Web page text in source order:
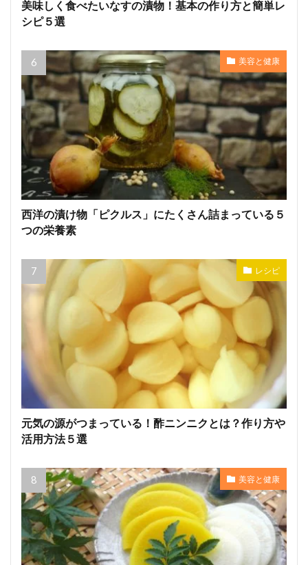
美味しく食べたいなすの漬物！基本の作り方と簡単レ
シピ５選
美容と健康
西洋の漬け物「ピクルス」にたくさん詰まっている５
つの栄養素
レシピ
元気の源がつまっている！酢ニンニクとは？作り方や
活用方法５選
美容と健康